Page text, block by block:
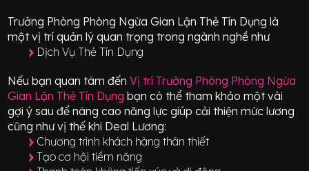
Trưởng Phòng Phòng Ngừa Gian Lận Thẻ Tín Dụng là
một vị tríquản lý quan trọng trong ngành nghề như
Dịch Vụ Thẻ Tín Dụng
Nếu bạn quan tâm đến Vị trí Trưởng Phòng Phòng Ngừa
Gian Lận Thẻ Tín Dụng bạn có thể tham khảo một vài
gợi ý sau để nâng cao năng lực giúp cải thiện mức lương
cũng như vị thế khi Deal Lương:
Chương trình khách hàng thân thiết
Tạo cơ hội tiềm năng